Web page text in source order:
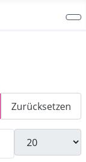
Zurücksetzen
Anzeige #